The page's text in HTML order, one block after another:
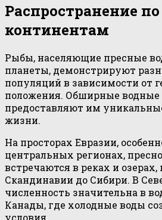
Распространение по
континентам
Рыбы, населяющие пресные
планеты, демонстрируют
популяций в зависимости от
положения. Обширные водные
предоставляют им
жизни.
На просторах Евразии,
центральных регионах,
встречаются в реках и
Скандинавии до Сибири. В
численность значительна в
Канады, где холодные воды
условия.